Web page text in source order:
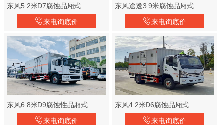
东风5.2米D7腐蚀品厢式
来电询底价
东风途逸3.9米腐蚀品厢式
来电询底价
东风6.8米D9腐蚀性品厢式
来电询底价
东风4.2米D6腐蚀品厢式
来电询底价